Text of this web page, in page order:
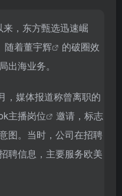
，东方甄选迅速崛
随着董宇辉
的破圈效
出海业务。
，媒体报道称曾离职的
主播岗位
邀请，标志
图。当时，公司在招聘
聘信息，主要服务欧美